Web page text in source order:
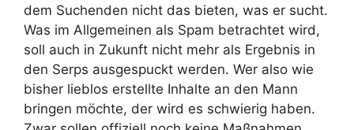
dem Suchenden nicht das bieten, was er sucht.
Was im Allgemeinen als Spam betrachtet wird,
soll auch in Zukunft nicht mehr als Ergebnis in
den Serps ausgespuckt werden. Wer also wie
bisher lieblos erstellte Inhalte an den Mann
bringen möchte, der wird es schwierig haben.